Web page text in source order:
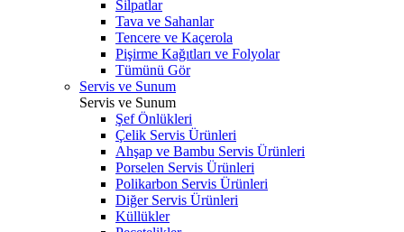
Silpatlar
Tava ve Sahanlar
Tencere ve Kaçerola
Pişirme Kağıtları ve Folyolar
Tümünü Gör
Servis ve Sunum
Servis ve Sunum
Şef Önlükleri
Çelik Servis Ürünleri
Ahşap ve Bambu Servis Ürünleri
Porselen Servis Ürünleri
Polikarbon Servis Ürünleri
Diğer Servis Ürünleri
Küllükler